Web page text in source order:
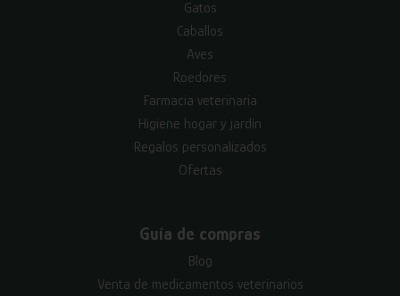
Gatos
Caballos
Aves
Roedores
Farmacia veterinaria
Higiene hogar y jardín
Regalos personalizados
Ofertas
Guía de compras
Blog
Venta de medicamentos veterinarios